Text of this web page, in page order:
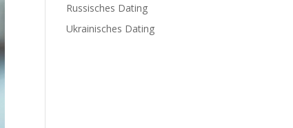
Russisches Dating
Ukrainisches Dating